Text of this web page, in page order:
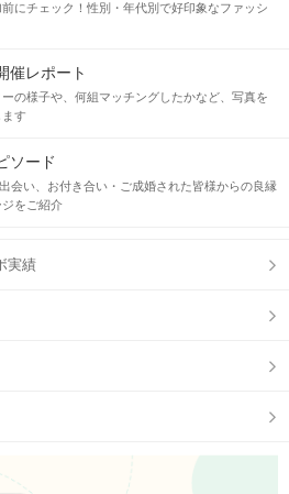
にチェック！性別・年代別で好印象なファッシ
催レポート
の様子や、何組マッチングしたかなど、写真を
す
ソード
会い、お付き合い・ご成婚された皆様からの良縁
をご紹介
実績